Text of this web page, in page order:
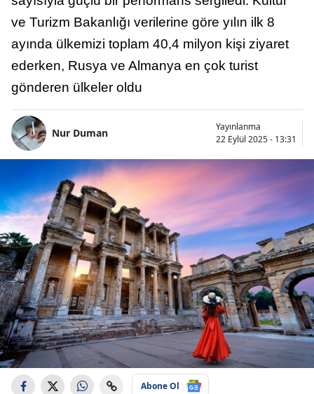
ve Turizm Bakanlığı verilerine göre yılın ilk 8
ayında ülkemizi toplam 40,4 milyon kişi ziyaret
ederken, Rusya ve Almanya en çok turist
gönderen ülkeler oldu
Nur Duman
Yayınlanma
22 Eylül 2025 - 13:31
Abone Ol